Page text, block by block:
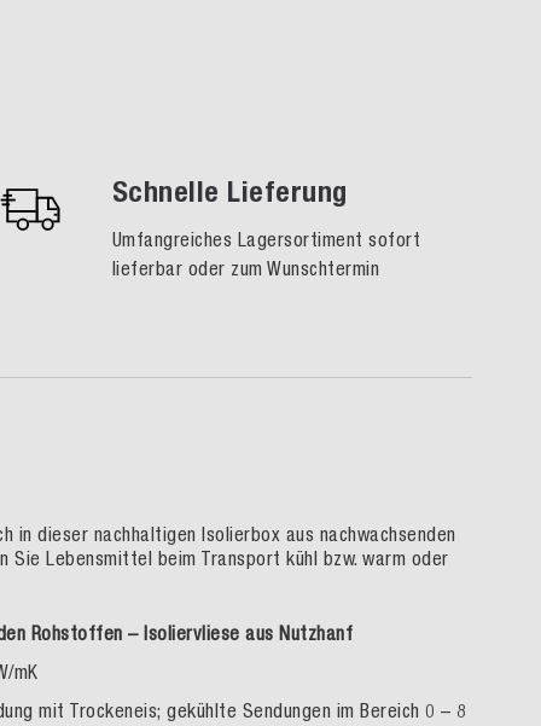
Schnelle Lieferung
Umfangreiches Lagersortiment sofort
lieferbar oder zum Wunschtermin
in dieser nachhaltigen Isolierbox aus nachwachsenden
Lebensmittel beim Transport kühl bzw. warm oder
Rohstoffen – Isoliervliese aus Nutzhanf
mK
mit Trockeneis; gekühlte Sendungen im Bereich 0 – 8